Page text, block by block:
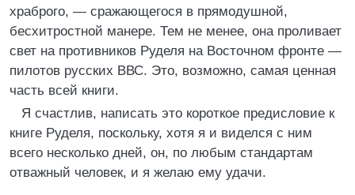
храброго, — сражающегося в прямодушной,
бесхитростной манере. Тем не менее, она проливает
свет на противников Руделя на Восточном фронте —
пилотов русских ВВС. Это, возможно, самая ценная
часть всей книги.
Я счастлив, написать это короткое предисловие к
книге Руделя, поскольку, хотя я и виделся с ним
всего несколько дней, он, по любым стандартам
отважный человек, и я желаю ему удачи.